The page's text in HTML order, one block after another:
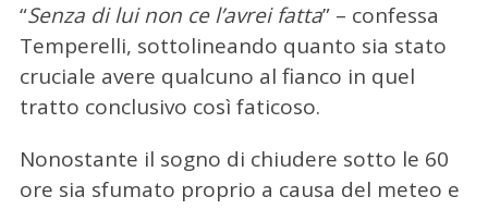
“Senza di lui non ce l’avrei fatta” – confessa
Temperelli, sottolineando quanto sia stato
cruciale avere qualcuno al fianco in quel
tratto conclusivo così faticoso.
Nonostante il sogno di chiudere sotto le 60
ore sia sfumato proprio a causa del meteo e